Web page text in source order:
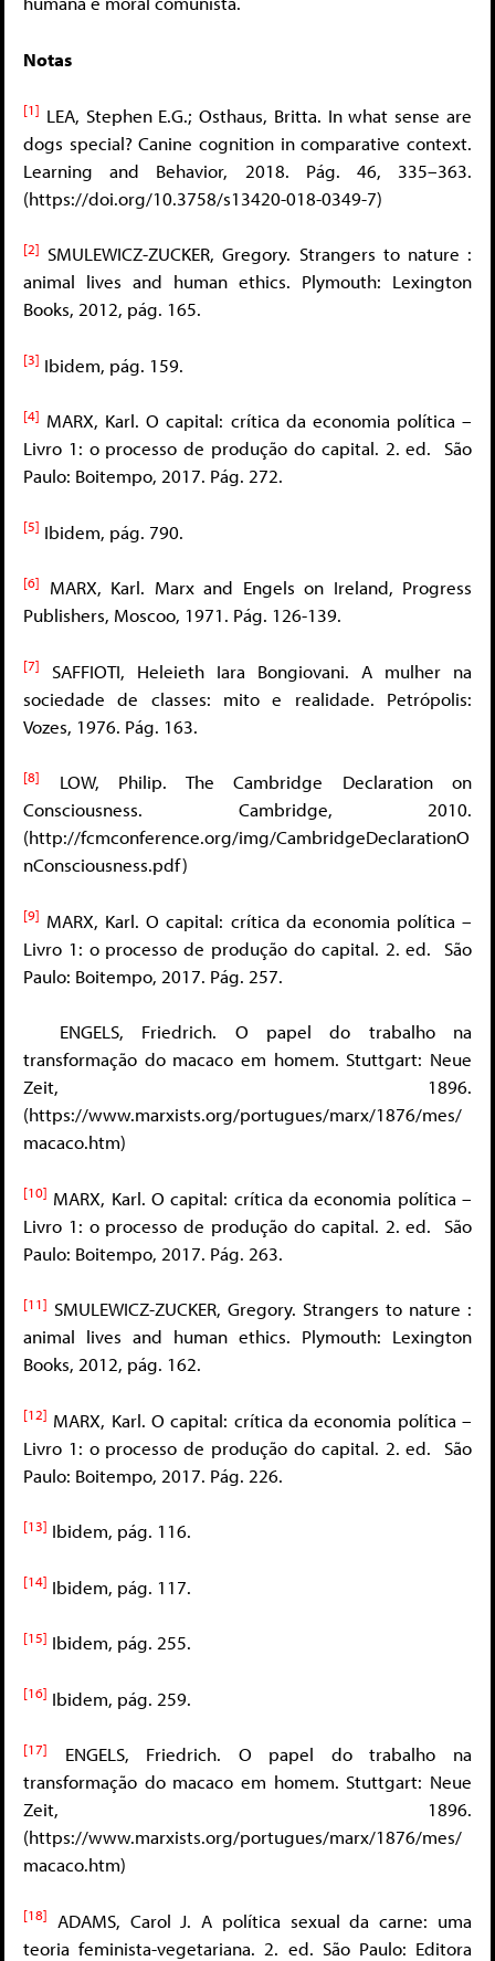
Notas
[1] LEA, Stephen E.G.; Osthaus, Britta. In what sense are
dogs special? Canine cognition in comparative context.
Learning and Behavior, 2018. Pág. 46, 335–363.
(https://doi.org/10.3758/s13420-018-0349-7)
[2] SMULEWICZ-ZUCKER, Gregory. Strangers to nature :
animal lives and human ethics. Plymouth: Lexington
Books, 2012, pág. 165.
[3] Ibidem, pág. 159.
[4] MARX, Karl. O capital: crítica da economia política –
Livro 1: o processo de produção do capital. 2. ed. São
Paulo: Boitempo, 2017. Pág. 272.
[5] Ibidem, pág. 790.
[6]
MARX, Karl. Marx and Engels on Ireland, Progress
Publishers, Moscoo, 1971. Pág. 126-139.
[7]
SAFFIOTI, Heleieth Iara Bongiovani. A mulher na
sociedade de classes: mito e realidade. Petrópolis:
Vozes, 1976. Pág. 163.
[8]
LOW, Philip. The Cambridge Declaration on
Consciousness. Cambridge, 2010.
(http://fcmconference.org/img/CambridgeDeclarationO
nConsciousness.pdf)
[9] MARX, Karl. O capital: crítica da economia política –
Livro 1: o processo de produção do capital. 2. ed. São
Paulo: Boitempo, 2017. Pág. 257.
ENGELS, Friedrich. O papel do trabalho na
transformação do macaco em homem. Stuttgart: Neue
Zeit, 1896.
(https://www.marxists.org/portugues/marx/1876/mes/
macaco.htm)
[10] MARX, Karl. O capital: crítica da economia política –
Livro 1: o processo de produção do capital. 2. ed. São
Paulo: Boitempo, 2017. Pág. 263.
[11] SMULEWICZ-ZUCKER, Gregory. Strangers to nature :
animal lives and human ethics. Plymouth: Lexington
Books, 2012, pág. 162.
[12] MARX, Karl. O capital: crítica da economia política –
Livro 1: o processo de produção do capital. 2. ed. São
Paulo: Boitempo, 2017. Pág. 226.
[13] Ibidem, pág. 116.
[14] Ibidem, pág. 117.
[15] Ibidem, pág. 255.
[16] Ibidem, pág. 259.
[17]
ENGELS, Friedrich. O papel do trabalho na
transformação do macaco em homem. Stuttgart: Neue
Zeit, 1896.
(https://www.marxists.org/portugues/marx/1876/mes/
macaco.htm)
[18]
ADAMS, Carol J. A política sexual da carne: uma
teoria feminista-vegetariana. 2. ed. São Paulo: Editora